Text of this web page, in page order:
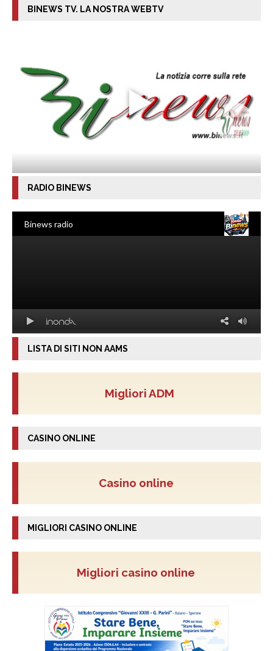
BINEWS TV. LA NOSTRA WEBTV
RADIO BINEWS
LISTA DI SITI NON AAMS
Migliori ADM
CASINO ONLINE
Casino online
MIGLIORI CASINO ONLINE
Migliori casino online